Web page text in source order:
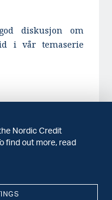
diskusjon om
i vår temaserie
Nordic Credit
find out more, read